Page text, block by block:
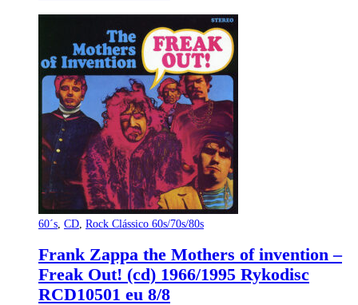
60´s CD Rock Clássico 60s/70s/80s
Frank Zappa the Mothers of invention –
Freak Out! (cd) 1966/1995 Rykodisc
RCD10501 eu 8/8